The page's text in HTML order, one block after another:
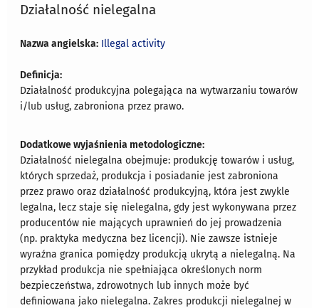
Działalność nielegalna
Nazwa angielska: Illegal activity
Definicja:
Działalność produkcyjna polegająca na wytwarzaniu towarów
i/lub usług, zabroniona przez prawo.
Dodatkowe wyjaśnienia metodologiczne:
Działalność nielegalna obejmuje: produkcję towarów i usług,
których sprzedaż, produkcja i posiadanie jest zabroniona
przez prawo oraz działalność produkcyjną, która jest zwykle
legalna, lecz staje się nielegalna, gdy jest wykonywana przez
producentów nie mających uprawnień do jej prowadzenia
(np. praktyka medyczna bez licencji). Nie zawsze istnieje
wyraźna granica pomiędzy produkcją ukrytą a nielegalną. Na
przykład produkcja nie spełniająca określonych norm
bezpieczeństwa, zdrowotnych lub innych może być
definiowana jako nielegalna. Zakres produkcji nielegalnej w